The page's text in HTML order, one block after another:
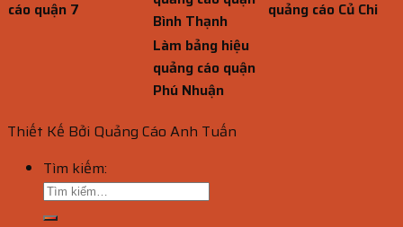
cáo quận 7
Bình Thạnh
quảng cáo Củ Chi
Làm bảng hiệu
quảng cáo quận
Phú Nhuận
Thiết Kế Bởi Quảng Cáo Anh Tuấn
Tìm kiếm: